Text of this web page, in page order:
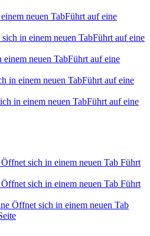
neuen TabFührt auf eine
in einem neuen TabFührt auf eine
neuen TabFührt auf eine
in einem neuen TabFührt auf eine
in einem neuen TabFührt auf eine
Öffnet sich in einem neuen Tab Führt
Öffnet sich in einem neuen Tab Führt
Öffnet sich in einem neuen Tab